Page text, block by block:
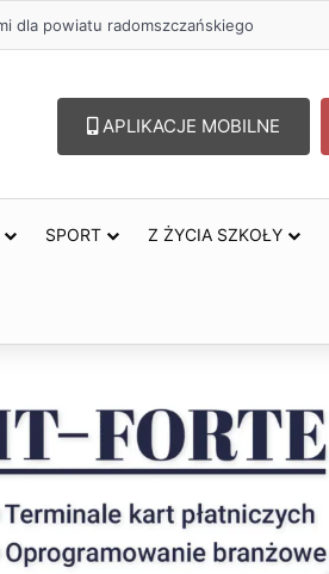
w Radomsku ogłasza nabór wniosków
APLIKACJE MOBILNE
SPORT Z ŻYCIA SZKOŁY